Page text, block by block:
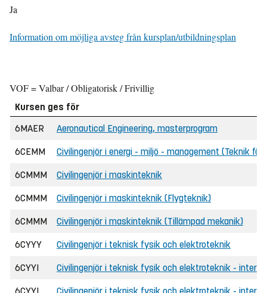
Ja
Information om möjliga avsteg från kursplan/utbildningsplan
VOF = Valbar / Obligatorisk / Frivillig
Kursen ges för
6MAER
Aeronautical Engineering, masterprogram
6CEMM Civilingenjör i energi - miljö - management (Teknik
6CMMM Civilingenjör i maskinteknik
6CMMM Civilingenjör i maskinteknik (Flygteknik)
6CMMM Civilingenjör i maskinteknik (Tillämpad mekanik)
6CYYY Civilingenjör i teknisk fysik och elektroteknik
6CYYI Civilingenjör i teknisk fysik och elektroteknik -